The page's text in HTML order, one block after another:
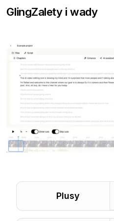
GlingZalety i wady
Plusy